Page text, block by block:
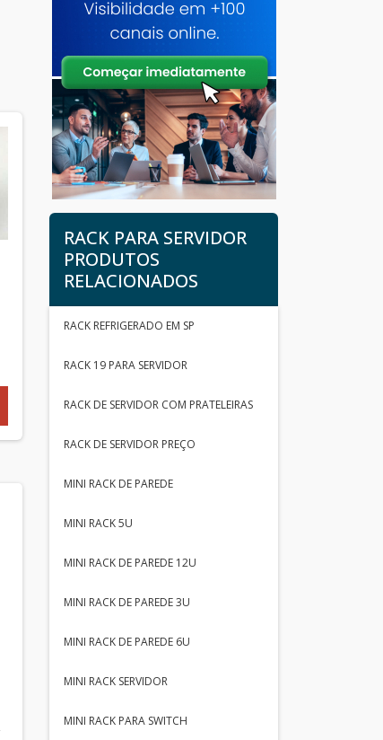
RACK PARA SERVIDOR
PRODUTOS
RELACIONADOS
RACK REFRIGERADO EM SP
RACK 19 PARA SERVIDOR
RACK DE SERVIDOR COM PRATELEIRAS
RACK DE SERVIDOR PREÇO
MINI RACK DE PAREDE
MINI RACK 5U
MINI RACK DE PAREDE 12U
MINI RACK DE PAREDE 3U
MINI RACK DE PAREDE 6U
MINI RACK SERVIDOR
MINI RACK PARA SWITCH